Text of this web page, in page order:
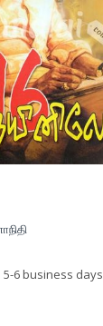
5-6 business days